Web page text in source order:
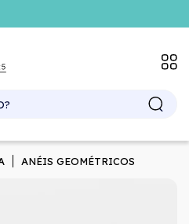
ANÉIS GEOMÉTRICOS